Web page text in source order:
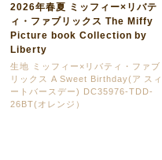
2026年春夏 ミッフィー×リバテ
ィ・ファブリックス The Miffy
Picture book Collection by
Liberty
生地 ミッフィー×リバティ・ファブ
リックス A Sweet Birthday(ア スィ
ートバースデー) DC35976-TDD-
26BT(オレンジ）